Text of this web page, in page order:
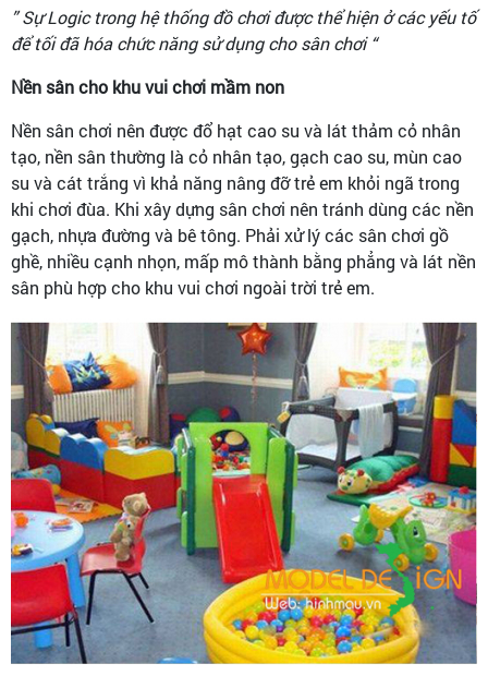
” Sự Logic trong hệ thống đồ chơi được thể hiện ở các yếu tố
để tối đã hóa chức năng sử dụng cho sân chơi “
Nền sân cho khu vui chơi mầm non
Nền sân chơi nên được đổ hạt cao su và lát thảm cỏ nhân
tạo, nền sân thường là cỏ nhân tạo, gạch cao su, mùn cao
su và cát trắng vì khả năng nâng đỡ trẻ em khỏi ngã trong
khi chơi đùa. Khi xây dựng sân chơi nên tránh dùng các nền
gạch, nhựa đường và bê tông. Phải xử lý các sân chơi gồ
ghề, nhiều cạnh nhọn, mấp mô thành bằng phẳng và lát nền
sân phù hợp cho khu vui chơi ngoài trời trẻ em.